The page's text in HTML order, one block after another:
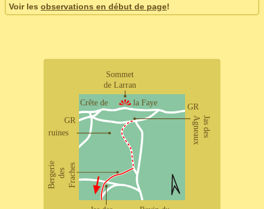
Voir les observations en début de page!